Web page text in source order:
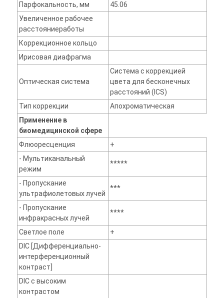
Парфокальность, мм
45.06
Увеличенное рабочее
расстояниеработы
Коррекционное кольцо
Ирисовая диафрагма
Оптическая система
Система с коррекцией
цвета для бесконечных
расстояний (ICS)
Тип коррекции
Апохроматическая
Применение в
биомедицинской сфере
Флюоресценция
+
- Мультиканальный
режим
*****
- Пропускание
ультрафиолетовых лучей
***
- Пропускание
инфракрасных лучей
****
Светлое поле
+
DIC [Дифференциально-
интерференционный
контраст]
DIC с высоким
контрастом